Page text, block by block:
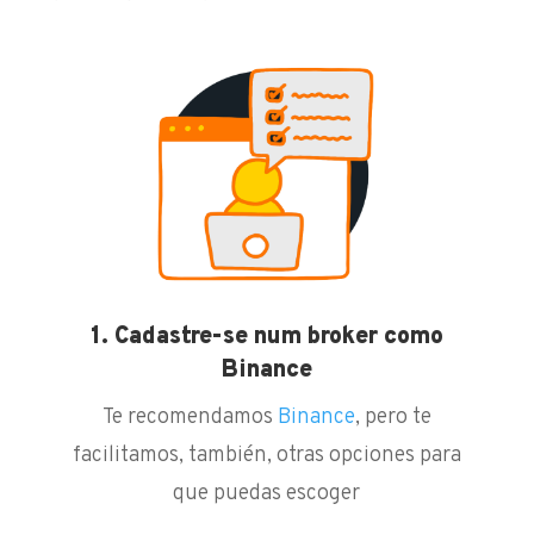
1. Cadastre-se num broker como
Binance
Te recomendamos Binance, pero te
facilitamos, también, otras opciones para
que puedas escoger